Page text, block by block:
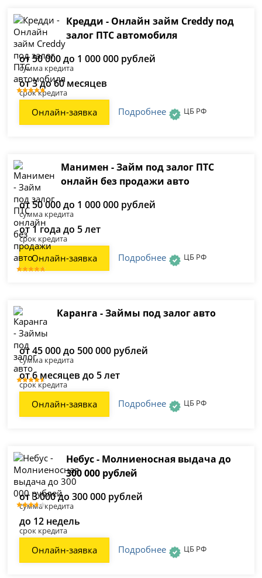
Кредди - Онлайн займ Creddy под
залог ПТС автомобиля
от 50 000 до 1 000 000 рублей
сумма кредита
от 3 до 60 месяцев
срок кредита
Онлайн-заявка Подробнее ЦБ РФ
Манимен - Займ под залог ПТС
онлайн без продажи авто
от 50 000 до 1 000 000 рублей
сумма кредита
от 1 года до 5 лет
срок кредита
Онлайн-заявка Подробнее ЦБ РФ
Каранга - Займы под залог авто
от 45 000 до 500 000 рублей
сумма кредита
от 6 месяцев до 5 лет
срок кредита
Онлайн-заявка Подробнее ЦБ РФ
Небус - Молниеносная выдача до
300 000 рублей
от 3 000 до 300 000 рублей
сумма кредита
до 12 недель
срок кредита
Онлайн-заявка Подробнее ЦБ РФ